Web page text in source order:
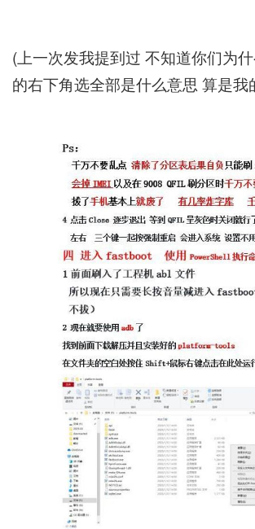
(上一次发我提到过 不知道你们为
的右下角选全部是什么意思 算是我